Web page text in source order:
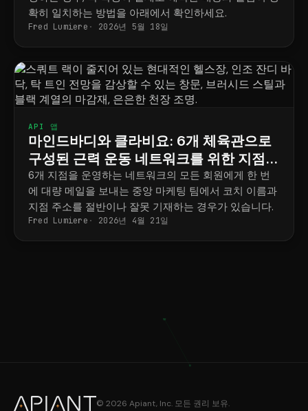
확히 일치하는 방법을 아래에서 확인하세요.
Fred Lumiere 2026년 5월 18일
API 앱
마인드바디와 클라비요: 6개 체육관으로
구성된 근력 운동 네트워크를 위한 지점별
마케팅 전략
6개 지점을 운영하는 네트워크의 모든 회원에게 한 번
에 대량 메일을 보내는 중앙 마케팅 팀에서 코치 이름과
지점 주소를 절반이나 잘못 기재하는 경우가 있습니다.
Fred Lumiere 2026년 4월 21일
© 2026 Apiant, Inc. 모든 권리 보유.